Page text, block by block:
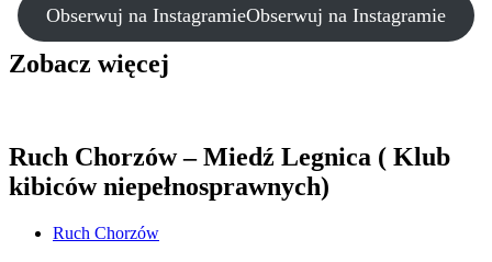
Obserwuj na InstagramieObserwuj na Instagramie
Zobacz więcej
Ruch Chorzów – Miedź Legnica ( Klub
kibiców niepełnosprawnych)
Ruch Chorzów